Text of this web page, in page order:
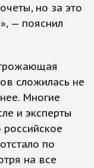
но за это
— пояснил
сложилась не
Многие
и эксперты
российское
по
на все